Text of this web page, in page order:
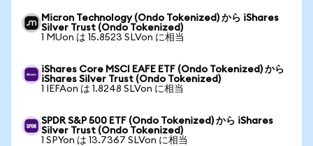
Micron Technology (Ondo Tokenized) から iShares
Silver Trust (Ondo Tokenized)
1 MUon は 15.8523 SLVon に相当
iShares Core MSCI EAFE ETF (Ondo Tokenized) から
iShares Silver Trust (Ondo Tokenized)
1 IEFAon は 1.8248 SLVon に相当
SPDR S&P 500 ETF (Ondo Tokenized) から iShares
Silver Trust (Ondo Tokenized)
1 SPYon は 13.7367 SLVon に相当